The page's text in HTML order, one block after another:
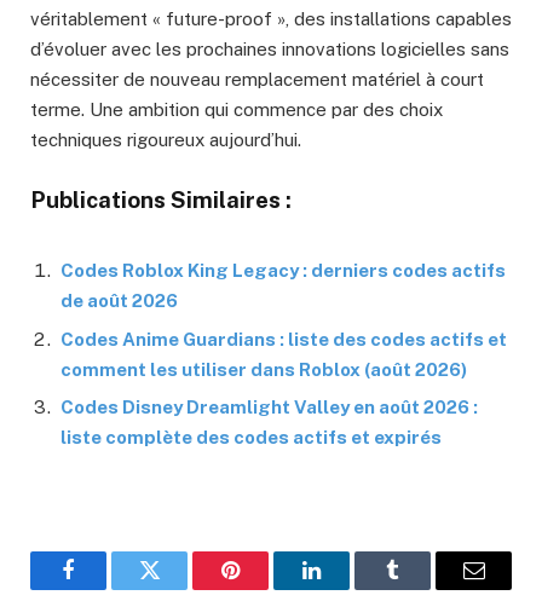
véritablement « future-proof », des installations capables
d’évoluer avec les prochaines innovations logicielles sans
nécessiter de nouveau remplacement matériel à court
terme. Une ambition qui commence par des choix
techniques rigoureux aujourd’hui.
Publications Similaires :
Codes Roblox King Legacy : derniers codes actifs
de août 2026
Codes Anime Guardians : liste des codes actifs et
comment les utiliser dans Roblox (août 2026)
Codes Disney Dreamlight Valley en août 2026 :
liste complète des codes actifs et expirés
FacebookTwitter Pinterest LinkedInTumblr Email